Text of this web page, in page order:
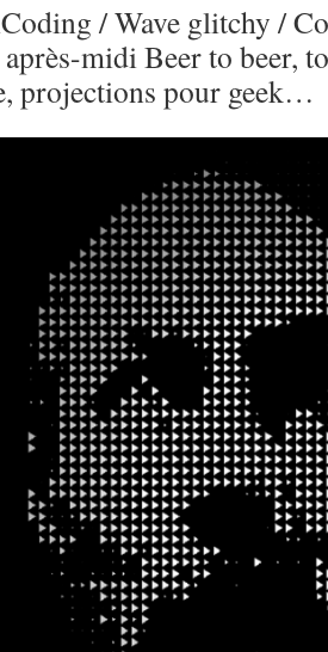
/ Wave glitchy /
midi Beer to beer,
projections pour geek…